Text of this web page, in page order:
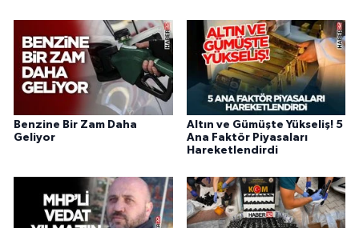
Benzine Bir Zam Daha
Geliyor
Altın ve Gümüşte Yükseliş! 5
Ana Faktör Piyasaları
Hareketlendirdi